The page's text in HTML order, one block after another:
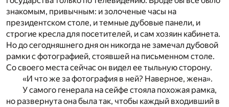
знакомым, привычным: и золоченые часы на
президентском столе, и темные дубовые панели, и
строгие кресла для посетителей, и сам хозяин кабинета.
Но до сегодняшнего дня он никогда не замечал дубовой
рамки с фотографией, стоявшей на письменном столе.
Со своего места сейчас он видел ее тыльную сторону.
«И что же за фотография в ней? Наверное, жена».
У самого генерала на сейфе стояла похожая рамка,
но развернута она была так, чтобы каждый входивший в